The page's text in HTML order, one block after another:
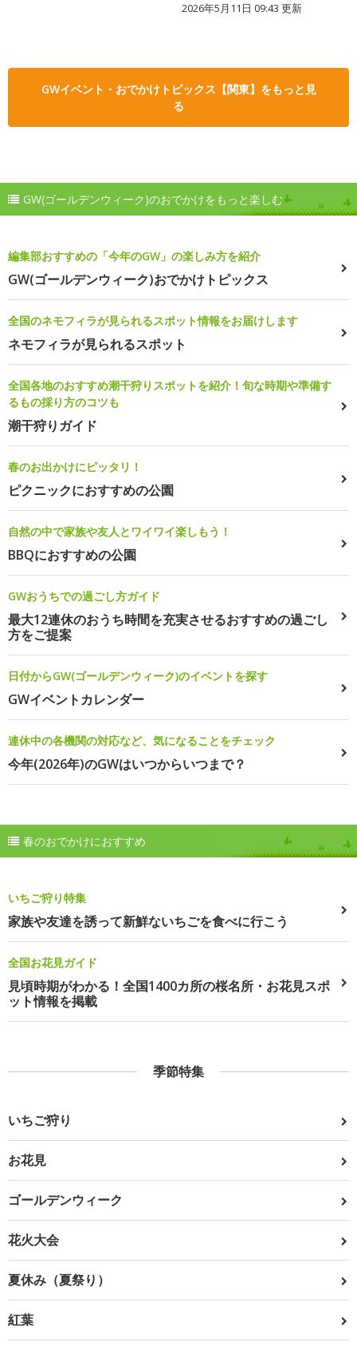
2026年5月11日 09:43 更新
GWイベント・おでかけトピックス【関東】をもっと見
る
GW(ゴールデンウィーク)のおでかけをもっと楽しむ
編集部おすすめの「今年のGW」の楽しみ方を紹介
GW(ゴールデンウィーク)おでかけトピックス
全国のネモフィラが見られるスポット情報をお届けします
ネモフィラが見られるスポット
全国各地のおすすめ潮干狩りスポットを紹介！旬な時期や準備す
るもの採り方のコツも
潮干狩りガイド
春のお出かけにピッタリ！
ピクニックにおすすめの公園
自然の中で家族や友人とワイワイ楽しもう！
BBQにおすすめの公園
GWおうちでの過ごし方ガイド
最大12連休のおうち時間を充実させるおすすめの過ごし
方をご提案
日付からGW(ゴールデンウィーク)のイベントを探す
GWイベントカレンダー
連休中の各機関の対応など、気になることをチェック
今年(2026年)のGWはいつからいつまで？
春のおでかけにおすすめ
いちご狩り特集
家族や友達を誘って新鮮ないちごを食べに行こう
全国お花見ガイド
見頃時期がわかる！全国1400カ所の桜名所・お花見スポ
ット情報を掲載
季節特集
いちご狩り
お花見
ゴールデンウィーク
花火大会
夏休み（夏祭り）
紅葉